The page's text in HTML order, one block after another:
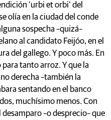
‘urbi et orbi’ del
olía en la ciudad del conde
sospecha –quizá–
al candidato Feijóo, en el
del gallego. Y poco más. En
tanto arroz. Y que la
derecha –también la
sentando en el banco
muchísimo menos. Con
–o desprecio– que